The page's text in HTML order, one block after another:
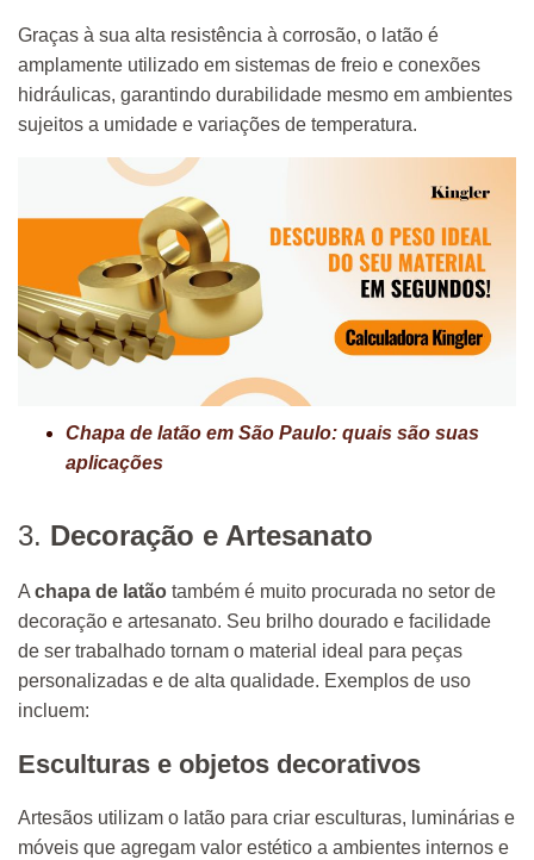
Graças à sua alta resistência à corrosão, o latão é
amplamente utilizado em sistemas de freio e conexões
hidráulicas, garantindo durabilidade mesmo em ambientes
sujeitos a umidade e variações de temperatura.
Chapa de latão em São Paulo: quais são suas
aplicações
3. Decoração e Artesanato
A chapa de latão também é muito procurada no setor de
decoração e artesanato. Seu brilho dourado e facilidade
de ser trabalhado tornam o material ideal para peças
personalizadas e de alta qualidade. Exemplos de uso
incluem:
Esculturas e objetos decorativos
Artesãos utilizam o latão para criar esculturas, luminárias e
móveis que agregam valor estético a ambientes internos e